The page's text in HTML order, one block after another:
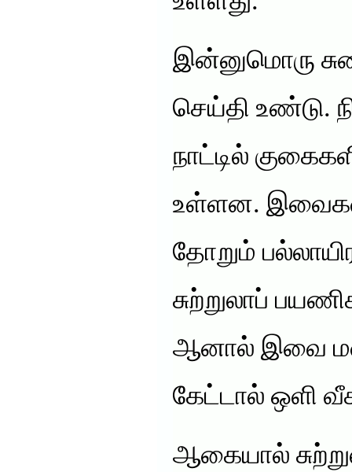
இன்னுமொரு
செய்தி உண்டு.
நாட்டில்
உள்ளன.
தோறும்
சுற்றுலாப்
ஆனால் இவை
கேட்டால் ஒளி
ஆகையால்